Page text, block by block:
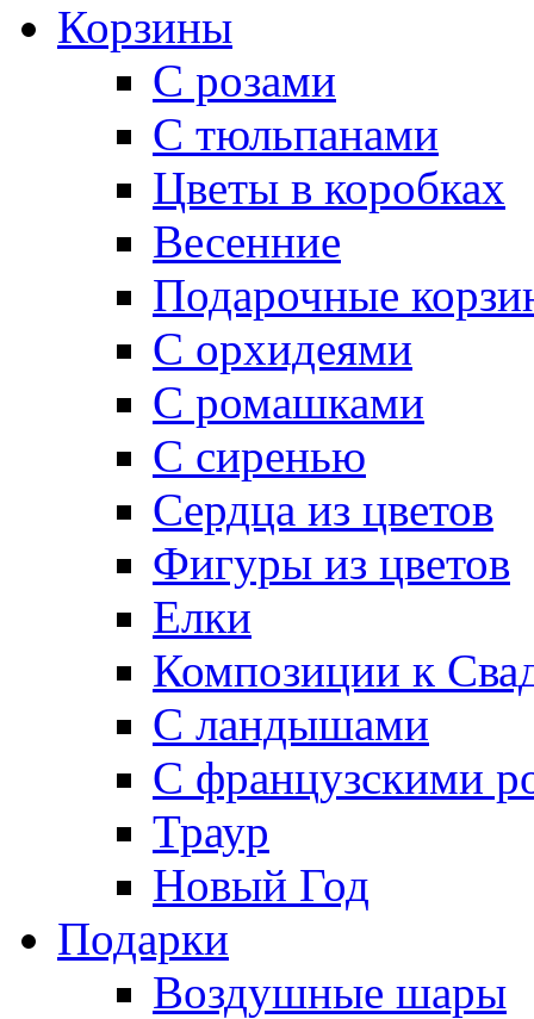
Корзины
С розами
С тюльпанами
Цветы в коробках
Весенние
Подарочные
С орхидеями
С ромашками
С сиренью
Сердца из цветов
Фигуры из цветов
Елки
Композиции к
С ландышами
С французскими
Траур
Новый Год
Подарки
Воздушные шары